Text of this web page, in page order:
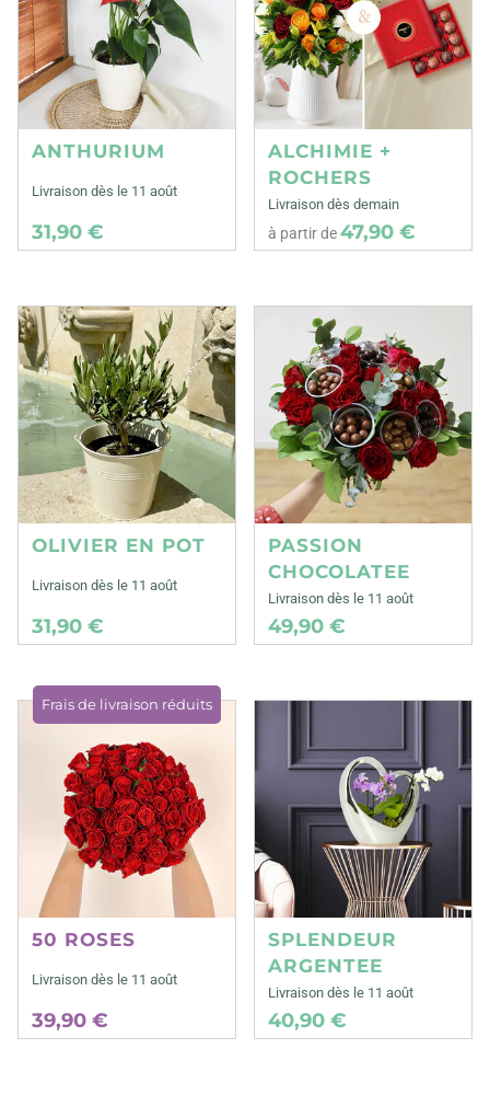
ANTHURIUM
Livraison dès le 11 août
31,90 €
ALCHIMIE +
ROCHERS
Livraison dès demain
à partir de47,90 €
OLIVIER EN POT
Livraison dès le 11 août
31,90 €
PASSION
CHOCOLATEE
Livraison dès le 11 août
49,90 €
Frais de livraison réduits
50 ROSES
Livraison dès le 11 août
39,90 €
SPLENDEUR
ARGENTEE
Livraison dès le 11 août
40,90 €